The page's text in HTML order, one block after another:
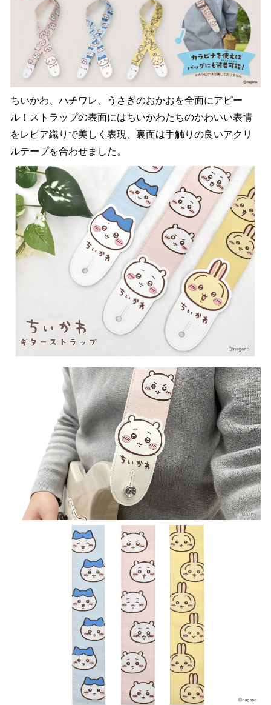
ちいかわ、ハチワレ、うさぎのおかおを全面にアピー
ル！ストラップの表面にはちいかわたちのかわいい表情
をレピア織りで美しく表現、裏面は手触りの良いアクリ
ルテープを合わせました。